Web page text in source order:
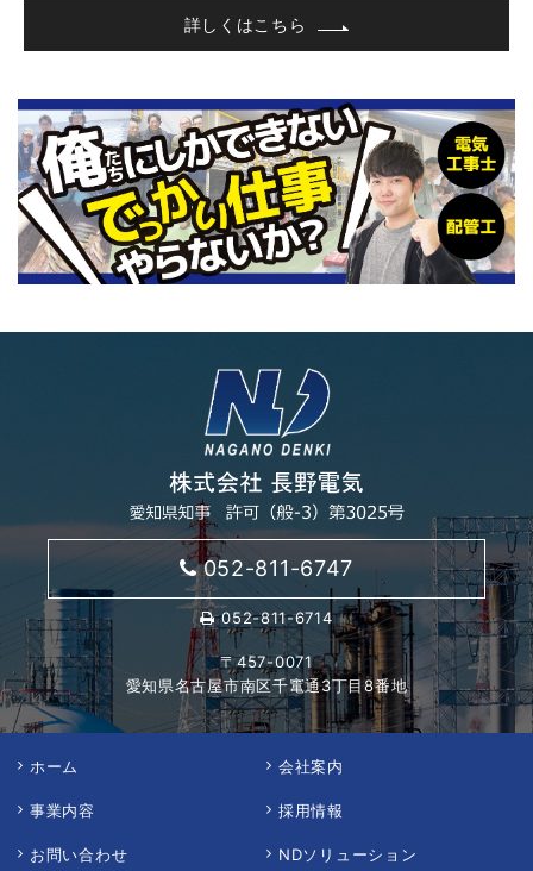
詳しくはこちら
052-811-6747
052-811-6714
〒457-0071
愛知県名古屋市南区千竃通3丁目8番地
ホーム 会社案内
事業内容 採用情報
お問い合わせ NDソリューション